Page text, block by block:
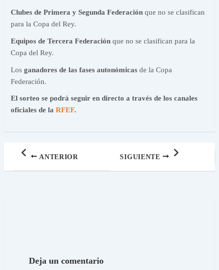
Clubes de Primera y Segunda Federación que no se clasifican
para la Copa del Rey.
Equipos de Tercera Federación que no se clasifican para la
Copa del Rey.
Losganadores de las fases autonómicas de la Copa
Federación.
El sorteo se podrá seguir en directo a través de los canales
oficiales de laRFEF.
ANTERIOR SIGUIENTE
Deja un comentario